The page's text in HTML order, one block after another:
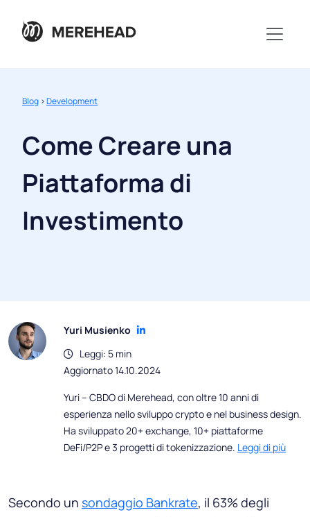
Blog >Development
Come Creare una
Piattaforma di
Investimento
Yuri Musienko
Leggi: 5 min
Aggiornato 14.10.2024
Yuri – CBDO di Merehead, con oltre 10 anni di
esperienza nello sviluppo crypto e nel business design.
Ha sviluppato 20+ exchange, 10+ piattaforme
DeFi/P2P e 3 progetti di tokenizzazione. Leggi di più
Secondo un sondaggio Bankrate, il 63% degli